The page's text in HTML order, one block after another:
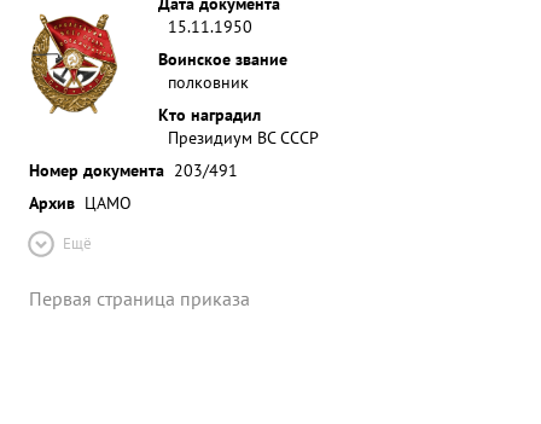
15.11.1950
Воинское звание
полковник
Кто наградил
Президиум ВС СССР
Номер документа 203/491
Архив ЦАМО
Ещё
Первая страница приказа